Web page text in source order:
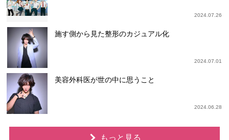
2024.07.26
施す側から見た整形のカジュアル化
2024.07.01
美容外科医が世の中に思うこと
2024.06.28
もっと見る